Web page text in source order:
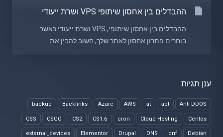
ענן תגיות
Anti DDOS
apt
at
AWS
Azure
Backlinks
backup
Centos
Cloud Hosting
cron
CS1.6
CS2
CSGO
CSS
Debian
dnf
DNS
Drupal
Elementor
external_devices
ההבדלים בין אחסון שיתופי VPS ושרת ייעודי
ההבדלים בין אחסון שיתופי, VPS ושרת ייעודי כאשר
בוחרים פתרון אחסון לאתר שלך, חשוב להבין את...